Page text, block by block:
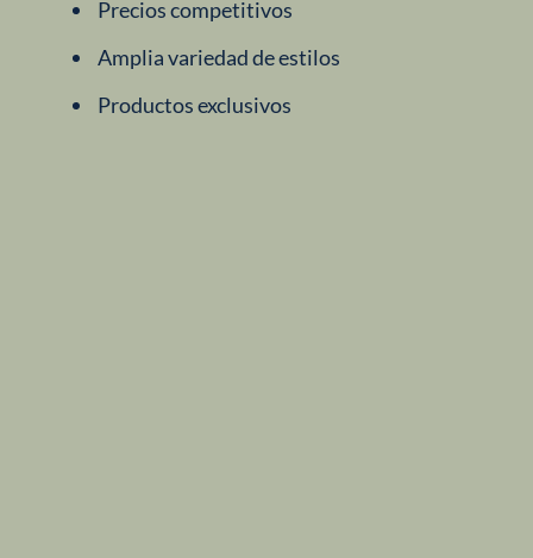
Precios competitivos
Amplia variedad de estilos
Productos exclusivos